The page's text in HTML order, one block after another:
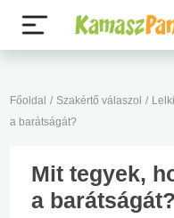
Főoldal / Szakértő válaszol /
a barátságát?
Mit tegyek,
a barátságát?